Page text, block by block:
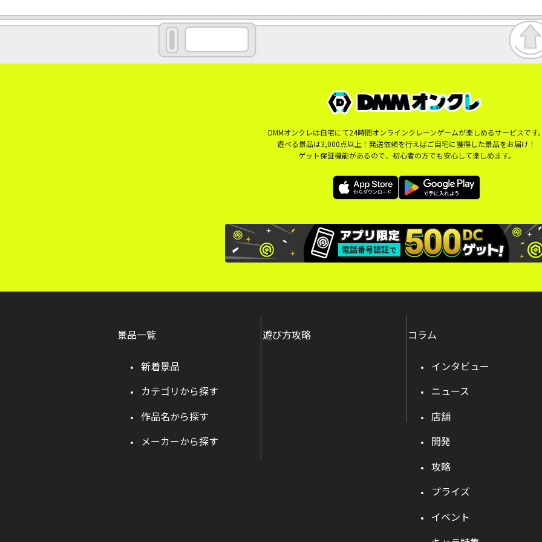
DMMオンクレは自宅にて24時間オンラインクレーンゲームが楽しめるサービスです
遊べる景品は3,000点以上！発送依頼を行えばご自宅に獲得した景品をお届け！
ゲット保証機能があるので、初心者の方でも安心して楽しめます。
景品一覧
新着景品
カテゴリから探す
作品名から探す
メーカーから探す
遊び方攻略 コラム
インタビュー
ニュース
店舗
開発
攻略
プライズ
イベント